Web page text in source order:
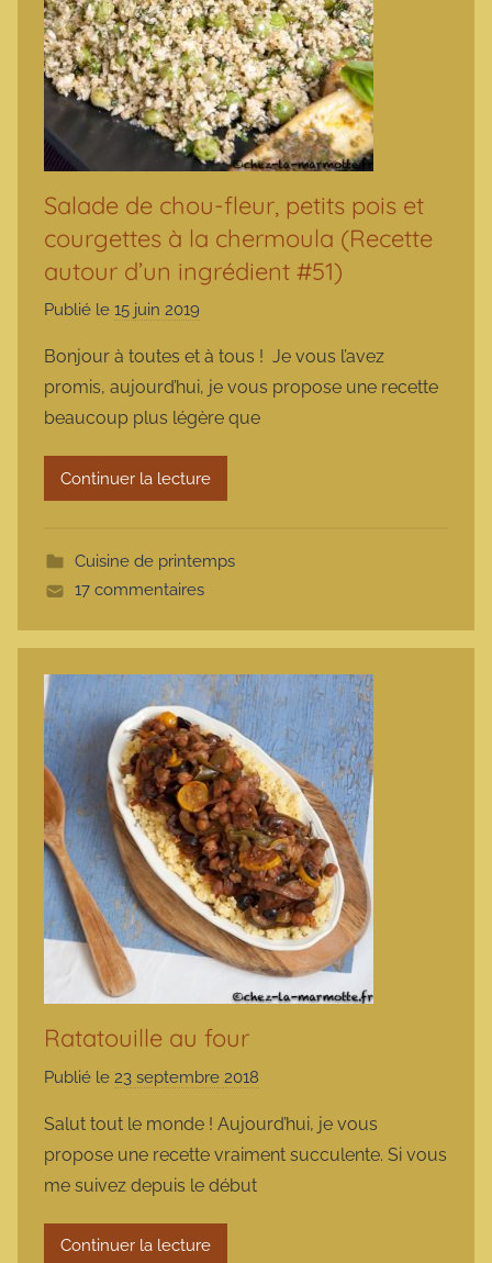
Salade de chou-fleur, petits pois et
courgettes à la chermoula (Recette
autour d’un ingrédient #51)
Publié le 15 juin 2019
r
m
a
r
m
t
e
Bonjour à toutes et à tous ! Je vous l’avez
promis, aujourd’hui, je vous propose une recette
beaucoup plus légère que
Continuer la lecture
Cuisine de printemps
17 commentaires
Ratatouille au four
Publié le 23 septembre 2018
r
m
Salut tout le monde ! Aujourd’hui, je vous
propose une recette vraiment succulente. Si vous
me suivez depuis le début
Continuer la lecture